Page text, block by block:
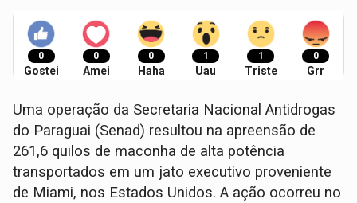
0
Gostei
0
Amei
0
Haha
1
Uau
1
Triste
0
Grr
Uma operação da Secretaria Nacional Antidrogas
do Paraguai (Senad) resultou na apreensão de
261,6 quilos de maconha de alta potência
transportados em um jato executivo proveniente
de Miami, nos Estados Unidos. A ação ocorreu no